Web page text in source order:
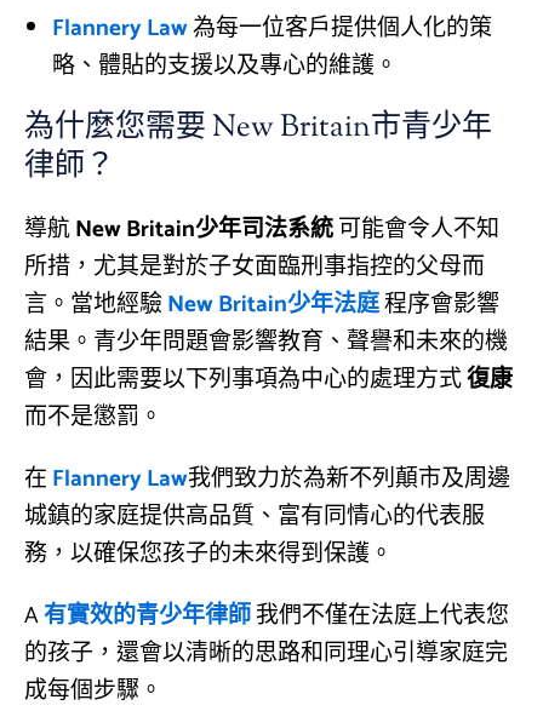
Flannery Law為每一位客戶提供個人化的策
略、體貼的支援以及專心的維護。
為什麼您需要 New Britain市青少年
律師？
導航New Britain少年司法系統可能會令人不知
所措，尤其是對於子女面臨刑事指控的父母而
言。當地經驗New Britain少年法庭程序會影響
結果。青少年問題會影響教育、聲譽和未來的機
會，因此需要以下列事項為中心的處理方式復康
而不是懲罰。
在Flannery Law我們致力於為新不列顛市及周邊
城鎮的家庭提供高品質、富有同情心的代表服
務，以確保您孩子的未來得到保護。
A有實效的青少年律師我們不僅在法庭上代表您
的孩子，還會以清晰的思路和同理心引導家庭完
成每個步驟。